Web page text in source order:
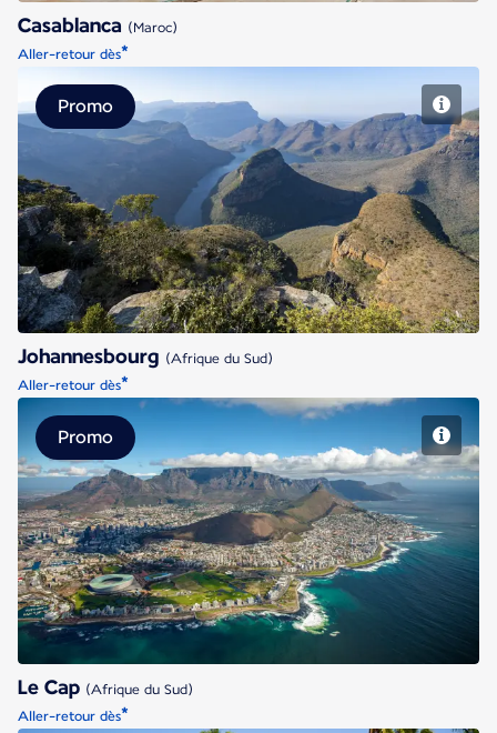
Casablanca (Maroc)
Aller-retour dès*
Johannesbourg
Promo
Johannesbourg (Afrique du Sud)
Aller-retour dès*
Le Cap
Promo
Le Cap (Afrique du Sud)
Aller-retour dès*